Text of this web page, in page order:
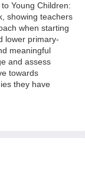
Young Children:
showing teachers
when starting
lower primary-
meaningful
and assess
towards
they have